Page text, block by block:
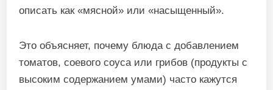
описать как «мясной» или «насыщенный».
Это объясняет, почему блюда с добавлением
томатов, соевого соуса или грибов (продукты с
высоким содержанием умами) часто кажутся